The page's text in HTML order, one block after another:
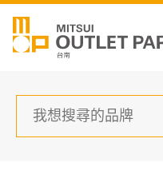
English 日本語 简中